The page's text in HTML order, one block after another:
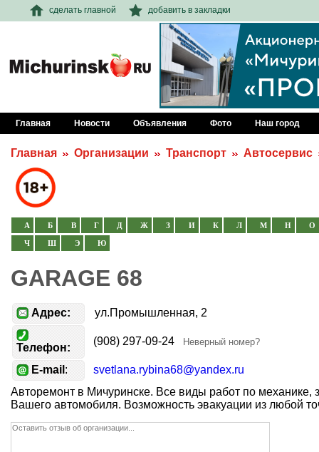
сделать главной добавить в закладки
Главная Новости Объявления Фото Наш город
Главная Организации Транспорт Автосервис
А Б В Г Д Ж З И К Л М Н О
Ч Ш Э Ю
GARAGE 68
Адрес: ул.Промышленная, 2
Телефон:
(908) 297-09-24 Неверный номер?
E-mail :
svetlana.rybina68@yandex.ru
Авторемонт в Мичуринске. Все виды работ по механике,
Вашего автомобиля. Возможность эвакуации из любой